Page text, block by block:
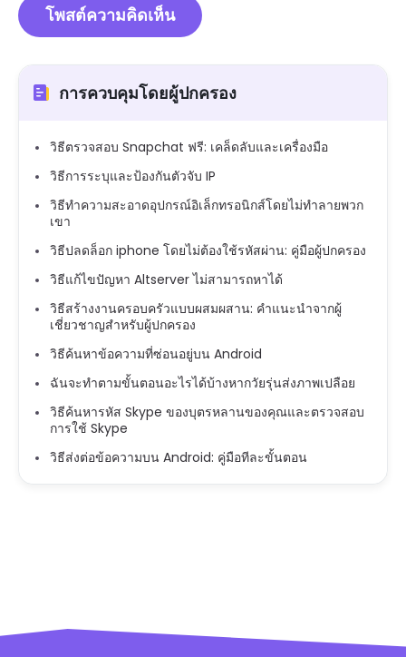
การควบคุมโดยผู้ปกครอง
วิธีตรวจสอบ Snapchat ฟรี: เคล็ดลับและเครื่องมือ
วิธีการระบุและป้องกันตัวจับ IP
วิธีทำความสะอาดอุปกรณ์อิเล็กทรอนิกส์โดยไม่ทำลายพวก
เขา
วิธีปลดล็อก iphone โดยไม่ต้องใช้รหัสผ่าน: คู่มือผู้ปกครอง
วิธีแก้ไขปัญหา Altserver ไม่สามารถหาได้
วิธีสร้างงานครอบครัวแบบผสมผสาน: คำแนะนำจากผู้
เชี่ยวชาญสำหรับผู้ปกครอง
วิธีค้นหาข้อความที่ซ่อนอยู่บน Android
ฉันจะทำตามขั้นตอนอะไรได้บ้างหากวัยรุ่นส่งภาพเปลือย
วิธีค้นหารหัส Skype ของบุตรหลานของคุณและตรวจสอบ
การใช้ Skype
วิธีส่งต่อข้อความบน Android: คู่มือทีละขั้นตอน